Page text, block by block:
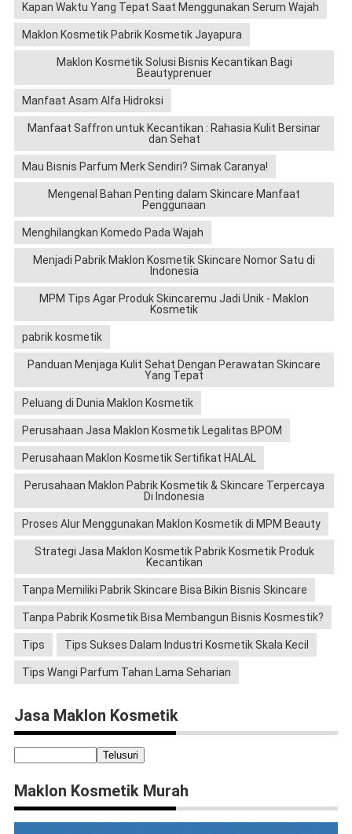
Kapan Waktu Yang Tepat Saat Menggunakan Serum Wajah
Maklon Kosmetik Pabrik Kosmetik Jayapura
Maklon Kosmetik Solusi Bisnis Kecantikan Bagi
Beautyprenuer
Manfaat Asam Alfa Hidroksi
Manfaat Saffron untuk Kecantikan : Rahasia Kulit Bersinar
dan Sehat
Mau Bisnis Parfum Merk Sendiri? Simak Caranya!
Mengenal Bahan Penting dalam Skincare Manfaat
Penggunaan
Menghilangkan Komedo Pada Wajah
Menjadi Pabrik Maklon Kosmetik Skincare Nomor Satu di
Indonesia
MPM Tips Agar Produk Skincaremu Jadi Unik - Maklon
Kosmetik
pabrik kosmetik
Panduan Menjaga Kulit Sehat Dengan Perawatan Skincare
Yang Tepat
Peluang di Dunia Maklon Kosmetik
Perusahaan Jasa Maklon Kosmetik Legalitas BPOM
Perusahaan Maklon Kosmetik Sertifikat HALAL
Perusahaan Maklon Pabrik Kosmetik & Skincare Terpercaya
Di Indonesia
Proses Alur Menggunakan Maklon Kosmetik di MPM Beauty
Strategi Jasa Maklon Kosmetik Pabrik Kosmetik Produk
Kecantikan
Tanpa Memiliki Pabrik Skincare Bisa Bikin Bisnis Skincare
Tanpa Pabrik Kosmetik Bisa Membangun Bisnis Kosmestik?
Tips Tips Sukses Dalam Industri Kosmetik Skala Kecil
Tips Wangi Parfum Tahan Lama Seharian
Jasa Maklon Kosmetik
Maklon Kosmetik Murah